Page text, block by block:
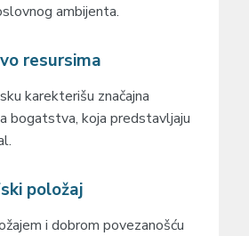
ambijenta.
resursima
karekterišu značajna
bogatstva, koja predstavljaju
položaj
i dobrom povezanošću